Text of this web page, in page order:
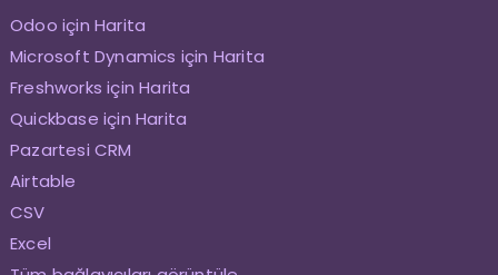
Odoo için Harita
Microsoft Dynamics için Harita
Freshworks için Harita
Quickbase için Harita
Pazartesi CRM
Airtable
CSV
Excel